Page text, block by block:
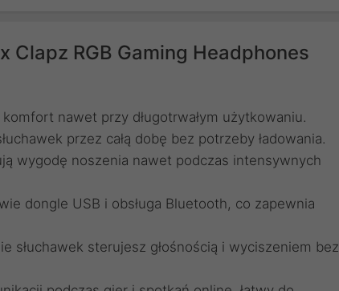
Clapz RGB Gaming Headphones
nawet przy długotrwałym użytkowaniu.
przez całą dobę bez potrzeby ładowania.
wygodę noszenia nawet podczas intensywnych
dongle USB i obsługa Bluetooth, co zapewnia
słuchawek sterujesz głośnością i wyciszeniem bez